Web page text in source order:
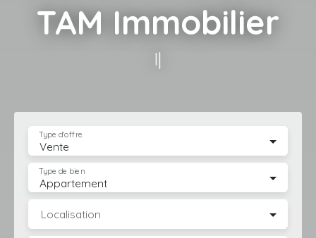
TAM Immobilier
louer ou m
Vente
Type d'offre
Appartement
Type de bien
Localisation